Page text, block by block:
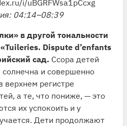
i/uBGRFWsa1pCcxg
04:14–08:39
в другой тональности
Dispute d’enfants
сад. Ссора детей
солнечна и совершенно
верхнем регистре
а те, что пониже, — это
их успокоить и у
Дети продолжают